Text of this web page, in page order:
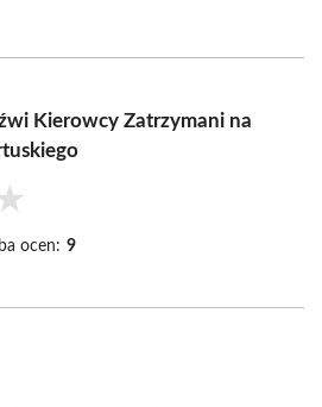
Kierowcy Zatrzymani na
ocen: 9